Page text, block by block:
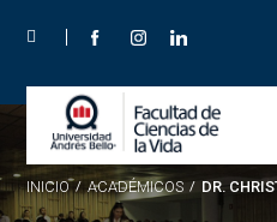
INICIO / ACADÉMICOS / DR.